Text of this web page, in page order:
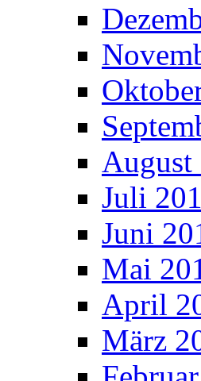
August
Juli
Juni
Mai
April
März